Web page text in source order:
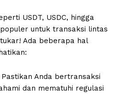
USDT, USDC, hingga
untuk transaksi lintas
Ada beberapa hal
Anda bertransaksi
dan mematuhi regulasi